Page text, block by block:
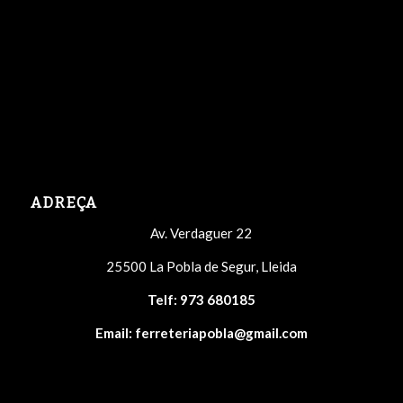
ADREÇA
Av. Verdaguer 22
25500 La Pobla de Segur, Lleida
Telf: 973 680185
Email: ferreteriapobla@gmail.com